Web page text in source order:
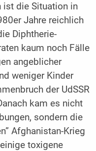
ist die Situation in
Jahre reichlich
Diphtherie-
kaum noch Fälle
angeblicher
weniger Kinder
der UdSSR
kam es nicht
sondern die
Afghanistan-Krieg
toxigene